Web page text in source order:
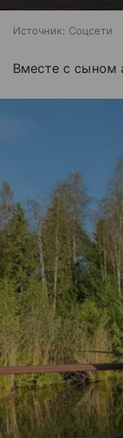
Источник: Соцсети
Вместе с сыном